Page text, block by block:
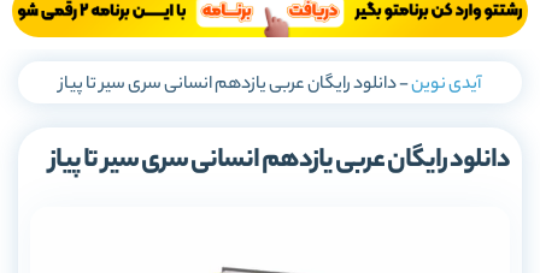
آیدی نوین-دانلود رایگان عربی یازدهم انسانی سری سیر تا پیاز
دانلود رایگان عربی یازدهم انسانی سری سیر تا پیاز